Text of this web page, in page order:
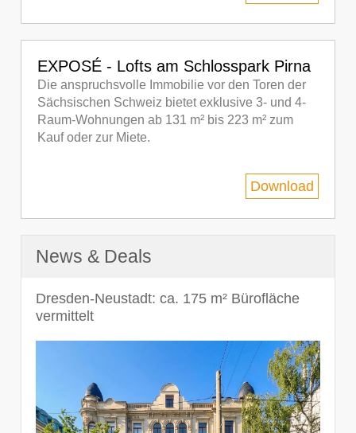
EXPOSÉ - Lofts am Schlosspark Pirna
Die anspruchsvolle Immobilie vor den Toren der
Sächsischen Schweiz bietet exklusive 3- und 4-
Raum-Wohnungen ab 131 m² bis 223 m² zum
Kauf oder zur Miete.
Download
News & Deals
Dresden-Neustadt: ca. 175 m² Bürofläche
vermittelt